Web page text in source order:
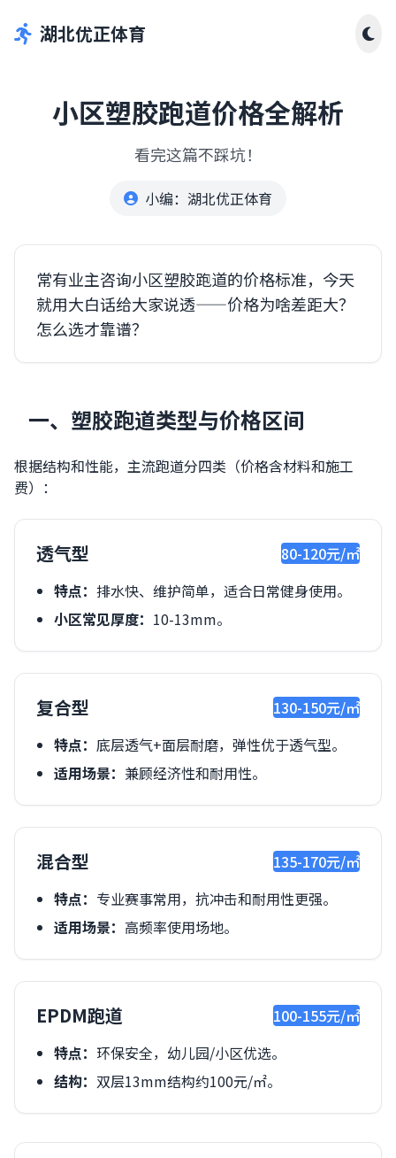
湖北优正体育
小区塑胶跑道价格全解析
看完这篇不踩坑！
小编：湖北优正体育
常有业主咨询小区塑胶跑道的价格标准，今天
就用大白话给大家说透——价格为啥差距大？
怎么选才靠谱？
一、塑胶跑道类型与价格区间
根据结构和性能，主流跑道分四类（价格含材料和施工
费）：
透气型
80-120元/㎡
特点： 排水快、维护简单，适合日常健身使用。
小区常见厚度： 10-13mm。
复合型
130-150元/㎡
特点： 底层透气+面层耐磨，弹性优于透气型。
适用场景： 兼顾经济性和耐用性。
混合型
135-170元/㎡
特点： 专业赛事常用，抗冲击和耐用性更强。
适用场景： 高频率使用场地。
EPDM跑道
100-155元/㎡
特点： 环保安全，幼儿园/小区优选。
结构： 双层13mm结构约100元/㎡。